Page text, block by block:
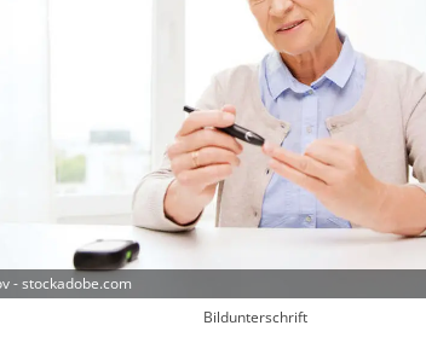
- stockadobe.com
Bildunterschrift